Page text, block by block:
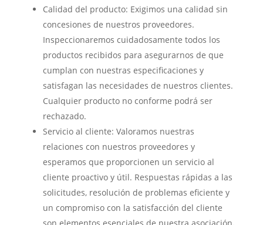
Calidad del producto: Exigimos una calidad sin
concesiones de nuestros proveedores.
Inspeccionaremos cuidadosamente todos los
productos recibidos para asegurarnos de que
cumplan con nuestras especificaciones y
satisfagan las necesidades de nuestros clientes.
Cualquier producto no conforme podrá ser
rechazado.
Servicio al cliente: Valoramos nuestras
relaciones con nuestros proveedores y
esperamos que proporcionen un servicio al
cliente proactivo y útil. Respuestas rápidas a las
solicitudes, resolución de problemas eficiente y
un compromiso con la satisfacción del cliente